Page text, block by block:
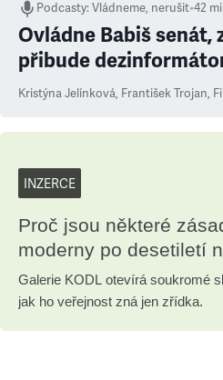
Podcasty:Vládneme, nerušit•42
Ovládne Babiš senát,
přibude
Kristýna Jelínková, František Trojan,
INZERCE
Proč jsou některé
moderny po desetiletí
Galerie KODL otevírá soukromé
jak ho veřejnost zná jen zřídka.